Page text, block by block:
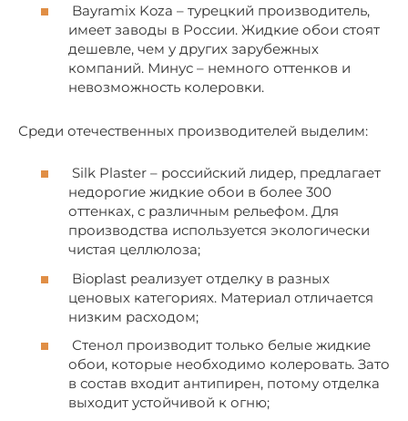
Bayramix Koza – турецкий производитель,
имеет заводы в России. Жидкие обои стоят
дешевле, чем у других зарубежных
компаний. Минус – немного оттенков и
невозможность колеровки.
Среди отечественных производителей выделим:
Silk Plaster – российский лидер, предлагает
недорогие жидкие обои в более 300
оттенках, с различным рельефом. Для
производства используется экологически
чистая целлюлоза;
Bioplast реализует отделку в разных
ценовых категориях. Материал отличается
низким расходом;
Стенол производит только белые жидкие
обои, которые необходимо колеровать. Зато
в состав входит антипирен, потому отделка
выходит устойчивой к огню;